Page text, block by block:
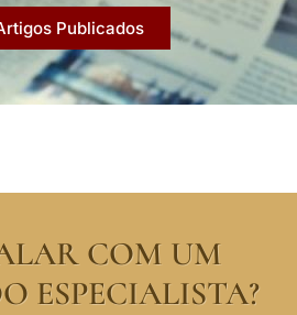
Publicados
COM UM
ESPECIALISTA?